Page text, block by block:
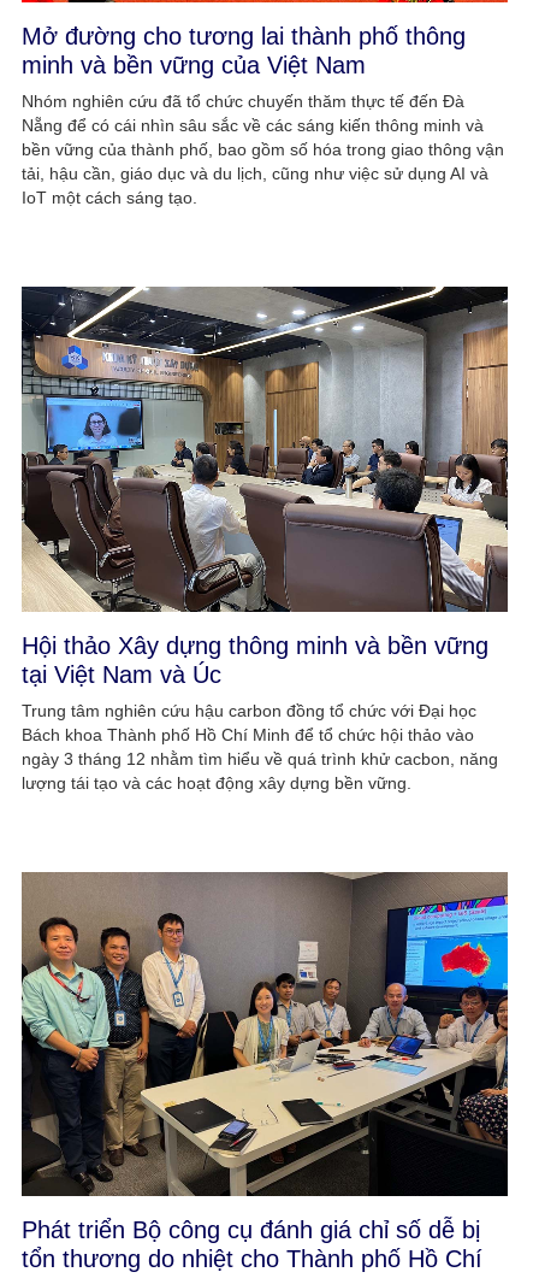
Mở đường cho tương lai thành phố thông
minh và bền vững của Việt Nam
Nhóm nghiên cứu đã tổ chức chuyến thăm thực tế đến Đà
Nẵng để có cái nhìn sâu sắc về các sáng kiến thông minh và
bền vững của thành phố, bao gồm số hóa trong giao thông vận
tải, hậu cần, giáo dục và du lịch, cũng như việc sử dụng AI và
IoT một cách sáng tạo.
Hội thảo Xây dựng thông minh và bền vững
tại Việt Nam và Úc
Trung tâm nghiên cứu hậu carbon đồng tổ chức với Đại học
Bách khoa Thành phố Hồ Chí Minh để tổ chức hội thảo vào
ngày 3 tháng 12 nhằm tìm hiểu về quá trình khử cacbon, năng
lượng tái tạo và các hoạt động xây dựng bền vững.
Phát triển Bộ công cụ đánh giá chỉ số dễ bị
tổn thương do nhiệt cho Thành phố Hồ Chí